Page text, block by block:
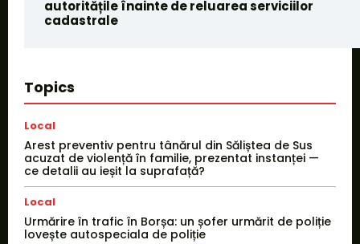
autoritățile înainte de reluarea serviciilor
cadastrale
Topics
Local
Arest preventiv pentru tânărul din Săliștea de Sus
acuzat de violență în familie, prezentat instanței —
ce detalii au ieșit la suprafață?
Local
Urmărire în trafic în Borșa: un șofer urmărit de poliție
lovește autospeciala de poliție